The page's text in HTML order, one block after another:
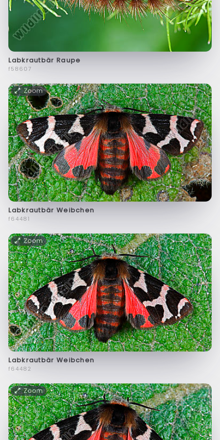
Labkrautbär Raupe
f58607
Zoom
Labkrautbär Weibchen
f64481
Zoom
Labkrautbär Weibchen
f64482
Zoom